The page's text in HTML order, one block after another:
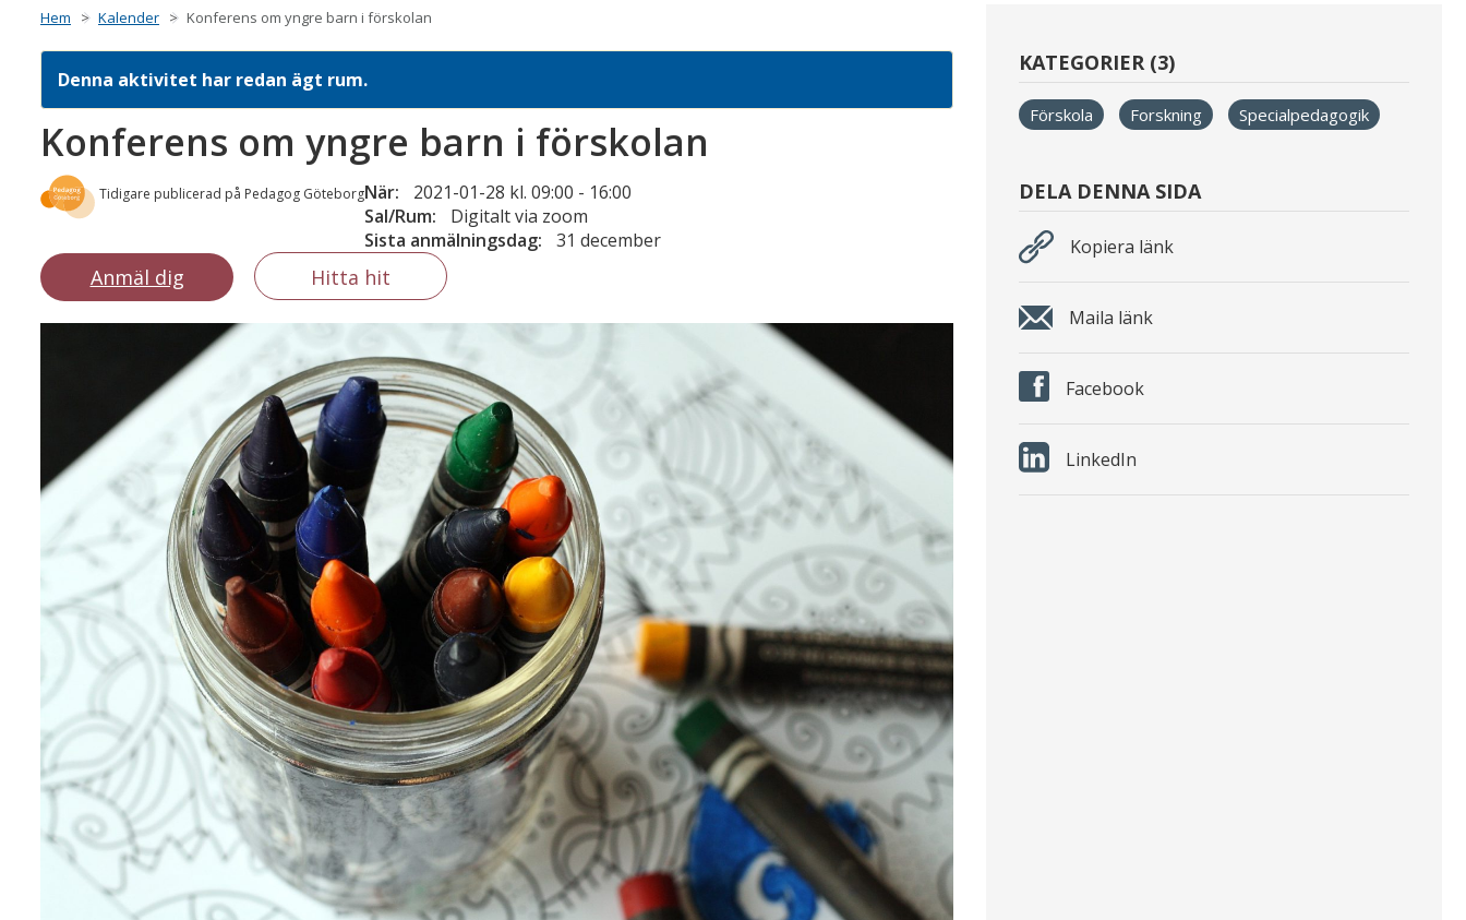
Hem Kalender Konferens om yngre barn i förskolan
Denna aktivitet har redan ägt rum.
Konferens om yngre barn i förskolan
Tidigare publicerad på Pedagog GöteborgNär: 2021-01-28 kl. 09:00 - 16:00
Sal/Rum:
Digitalt via zoom
Sista anmälningsdag:
31 december
Anmäl dig Hitta hit
KATEGORIER (3)
Förskola Forskning Specialpedagogik
DELA DENNA SIDA
Kopiera länk
Maila länk
Facebook
LinkedIn